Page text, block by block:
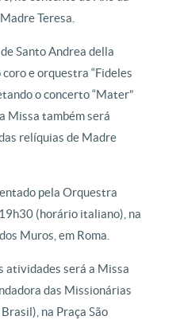
Teresa.
Santo Andrea della
e orquestra “Fideles
o concerto “Mater”
Missa também será
relíquias de Madre
pela Orquestra
(horário italiano), na
Muros, em Roma.
atividades será a Missa
das Missionárias
na Praça São